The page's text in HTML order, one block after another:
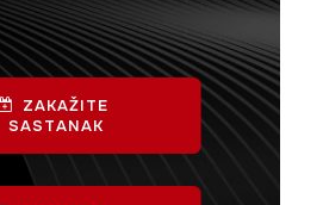
ZAKAŽITE
SASTANAK